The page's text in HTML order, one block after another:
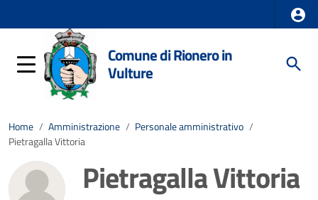
Comune di Rionero in
Vulture
Home / Amministrazione / Personale amministrativo /
Pietragalla Vittoria
Pietragalla Vittoria